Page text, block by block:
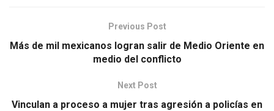
Previous Post
Más de mil mexicanos logran salir de Medio Oriente en
medio del conflicto
Next Post
Vinculan a proceso a mujer tras agresión a policías en